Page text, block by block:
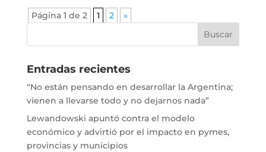
Página 1 de 2 1 2 »
Entradas recientes
“No están pensando en desarrollar la Argentina;
vienen a llevarse todo y no dejarnos nada”
Lewandowski apuntó contra el modelo
económico y advirtió por el impacto en pymes,
provincias y municipios